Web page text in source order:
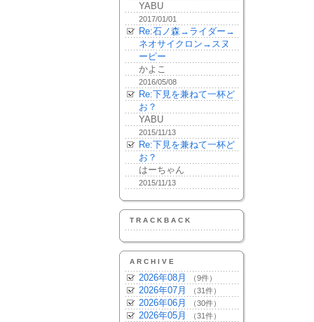
YABU
2017/01/01
Re:石ノ森→ライダー→
ネオサイクロン→スヌ
ーピー
かよこ
2016/05/08
Re:下見を兼ねて一杯ど
お？
YABU
2015/11/13
Re:下見を兼ねて一杯ど
お？
はーちゃん
2015/11/13
TRACKBACK
ARCHIVE
2026年08月 （9件）
2026年07月 （31件）
2026年06月 （30件）
2026年05月 （31件）